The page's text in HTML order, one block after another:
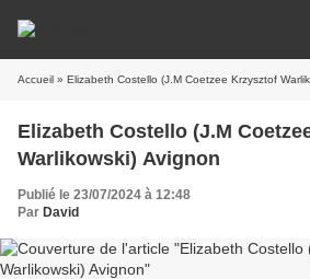
Accueil » Elizabeth Costello (J.M Coetzee Krzysztof
Elizabeth Costello (J.M
Warlikowski) Avignon
Publié le 23/07/2024 à 12:48
Par David